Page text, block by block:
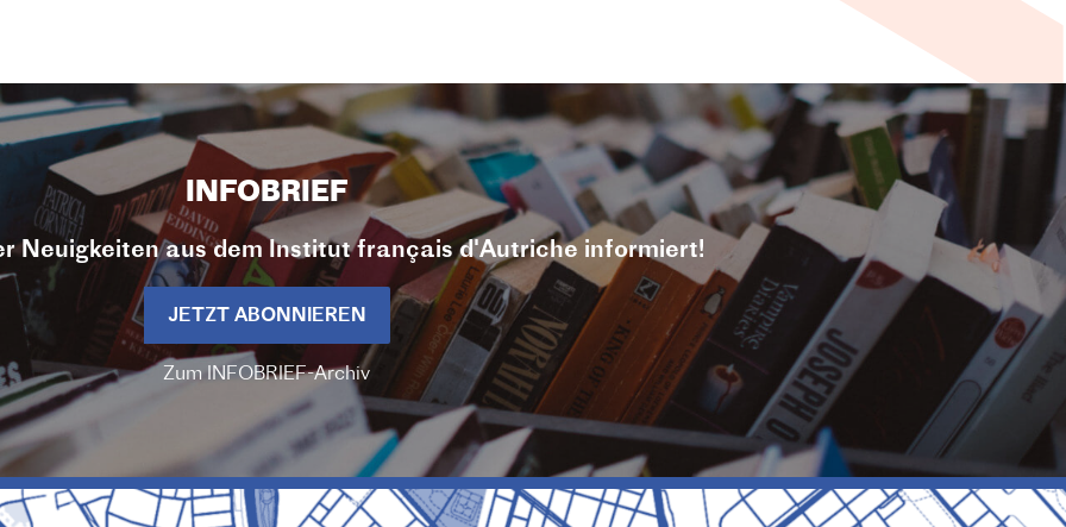
INFOBRIEF
Neuigkeiten aus dem Institut français d'Autriche informiert!
JETZT ABONNIEREN
Zum INFOBRIEF-Archiv